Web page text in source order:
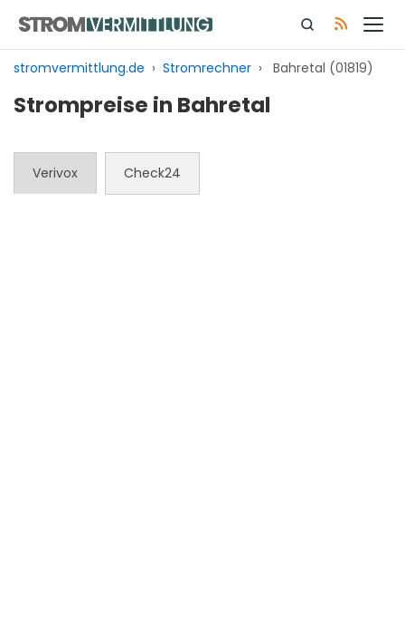
Inhalt
springen
stromvermittlung.de › Stromrechner › Bahretal (01819)
Strompreise in Bahretal
Verivox Check24